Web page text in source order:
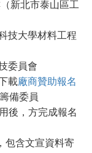
新北市泰山區工
技大學材料工程
委員會
載廠商贊助報名
備委員
後，方完成報名
包含文宣資料寄